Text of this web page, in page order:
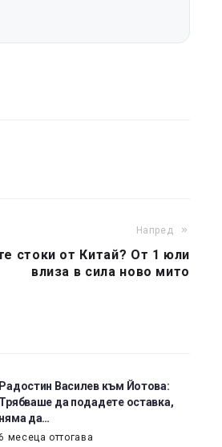
Напред
стоки от Китай? От 1 юли
влиза в сила ново мито
Радостин Василев към Йотова:
Трябваше да подадете оставка,
няма да…
месеца оттогава